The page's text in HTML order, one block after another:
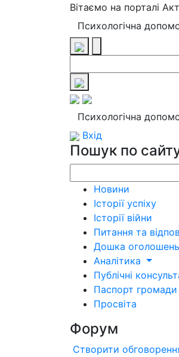
Вітаємо на порталі
Психологічна
Психологічна
Вхід
Пошук по
Новини
Історії успіху
Історії війни
Питання та
Дошка оголошень
Аналітика
Публічні
Паспорт громади
Просвіта
Форум
Створити